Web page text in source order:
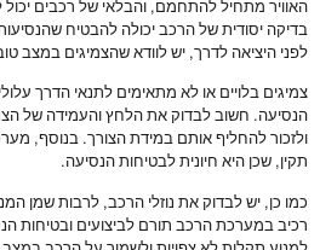
האוויר מתחיל להתחמם, והבלאי של רכבים
בדיקה יסודית של הרכב יכולה להבטיח
לפני היציאה לדרך, יש לוודא שהצמיגים במצב
צמיגים בלויים או לא מתאימים לתנאי הדרך
הנסיעה. חשוב לבדוק את הלחץ והעמידה של
ולזכור להחליף אותם במידת הצורך. בנוסף,
תקין, שכן היא חיונית לבטיחות הנסיעה.
כמו כן, יש לבדוק את נוזלי הרכב, לרבות שמן
רכיב במערכת הרכב תורם לביצועים ובטיחות